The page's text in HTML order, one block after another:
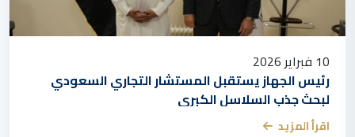
10 فبراير 2026
رئيس الجهاز يستقبل المستشار التجاري السعودي
لبحث جذب السلاسل الكبرى
اقرأ المزيد